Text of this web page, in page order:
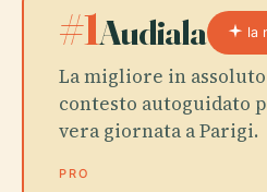
#1Audiala la
La migliore in
contesto autoguidato
vera giornata a Parigi.
PRO